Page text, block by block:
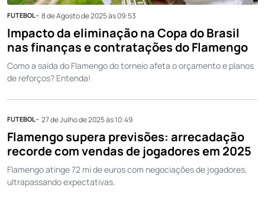
FUTEBOL - 8 de Agosto de 2025 às 09:53
Impacto da eliminação na Copa do Brasil
nas finanças e contratações do Flamengo
Como a saída do Flamengo do torneio afeta o orçamento e planos
de reforços? Entenda!
FUTEBOL - 27 de Julho de 2025 às 10:49
Flamengo supera previsões: arrecadação
recorde com vendas de jogadores em 2025
Flamengo atinge 72 mi de euros com negociações de jogadores,
ultrapassando expectativas.